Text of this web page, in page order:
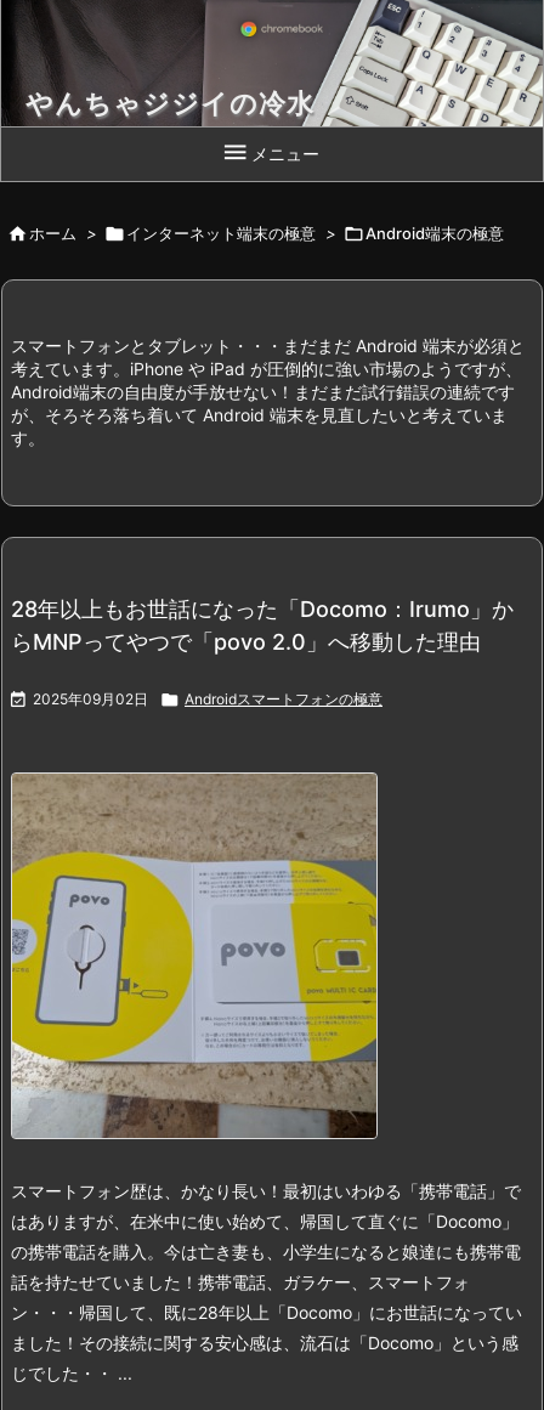
やんちゃジジイの冷水
Chromebook 片手によいしょっと！
 メニュー
ホーム > インターネット端末の極意 > Android端末の極意
スマートフォンとタブレット・・・まだまだ Android 端末が必須と
考えています。iPhone や iPad が圧倒的に強い市場のようですが、
Android端末の自由度が手放せない！まだまだ試行錯誤の連続です
が、そろそろ落ち着いて Android 端末を見直したいと考えていま
す。
28年以上もお世話になった「Docomo：Irumo」か
らMNPってやつで「povo 2.0」へ移動した理由
 2025年09月02日  Androidスマートフォンの極意
スマートフォン歴は、かなり長い！最初はいわゆる「携帯電話」で
はありますが、在米中に使い始めて、帰国して直ぐに「Docomo」
の携帯電話を購入。今は亡き妻も、小学生になると娘達にも携帯電
話を持たせていました！ 携帯電話、ガラケー、スマートフォ
ン・・・帰国して、既に28年以上「Docomo」にお世話になってい
ました！その接続に関する安心感は、流石は「Docomo」という感
じでした・・ ...